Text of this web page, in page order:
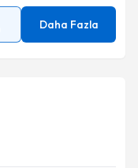
Daha Fazla